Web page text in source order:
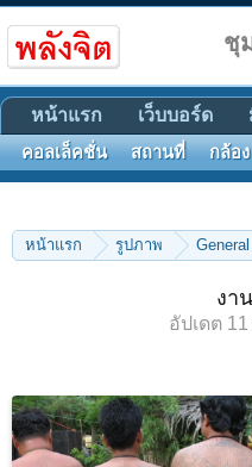
หน้าแรก รูปภาพ General
งา
อัปเดต
ชุ
หน้าแรก เว็บบอร์ด
คอลเล็คชั่น สถานที่ กล้อง